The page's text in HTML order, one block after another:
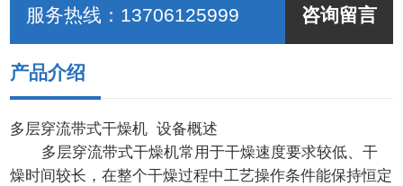
服务热线： 13706125999 咨询留言
产品介绍
多层穿流带式干燥机 设备概述
多层穿流带式干燥机常用于干燥速度要求较低、干
燥时间较长，在整个干燥过程中工艺操作条件能保持恒定